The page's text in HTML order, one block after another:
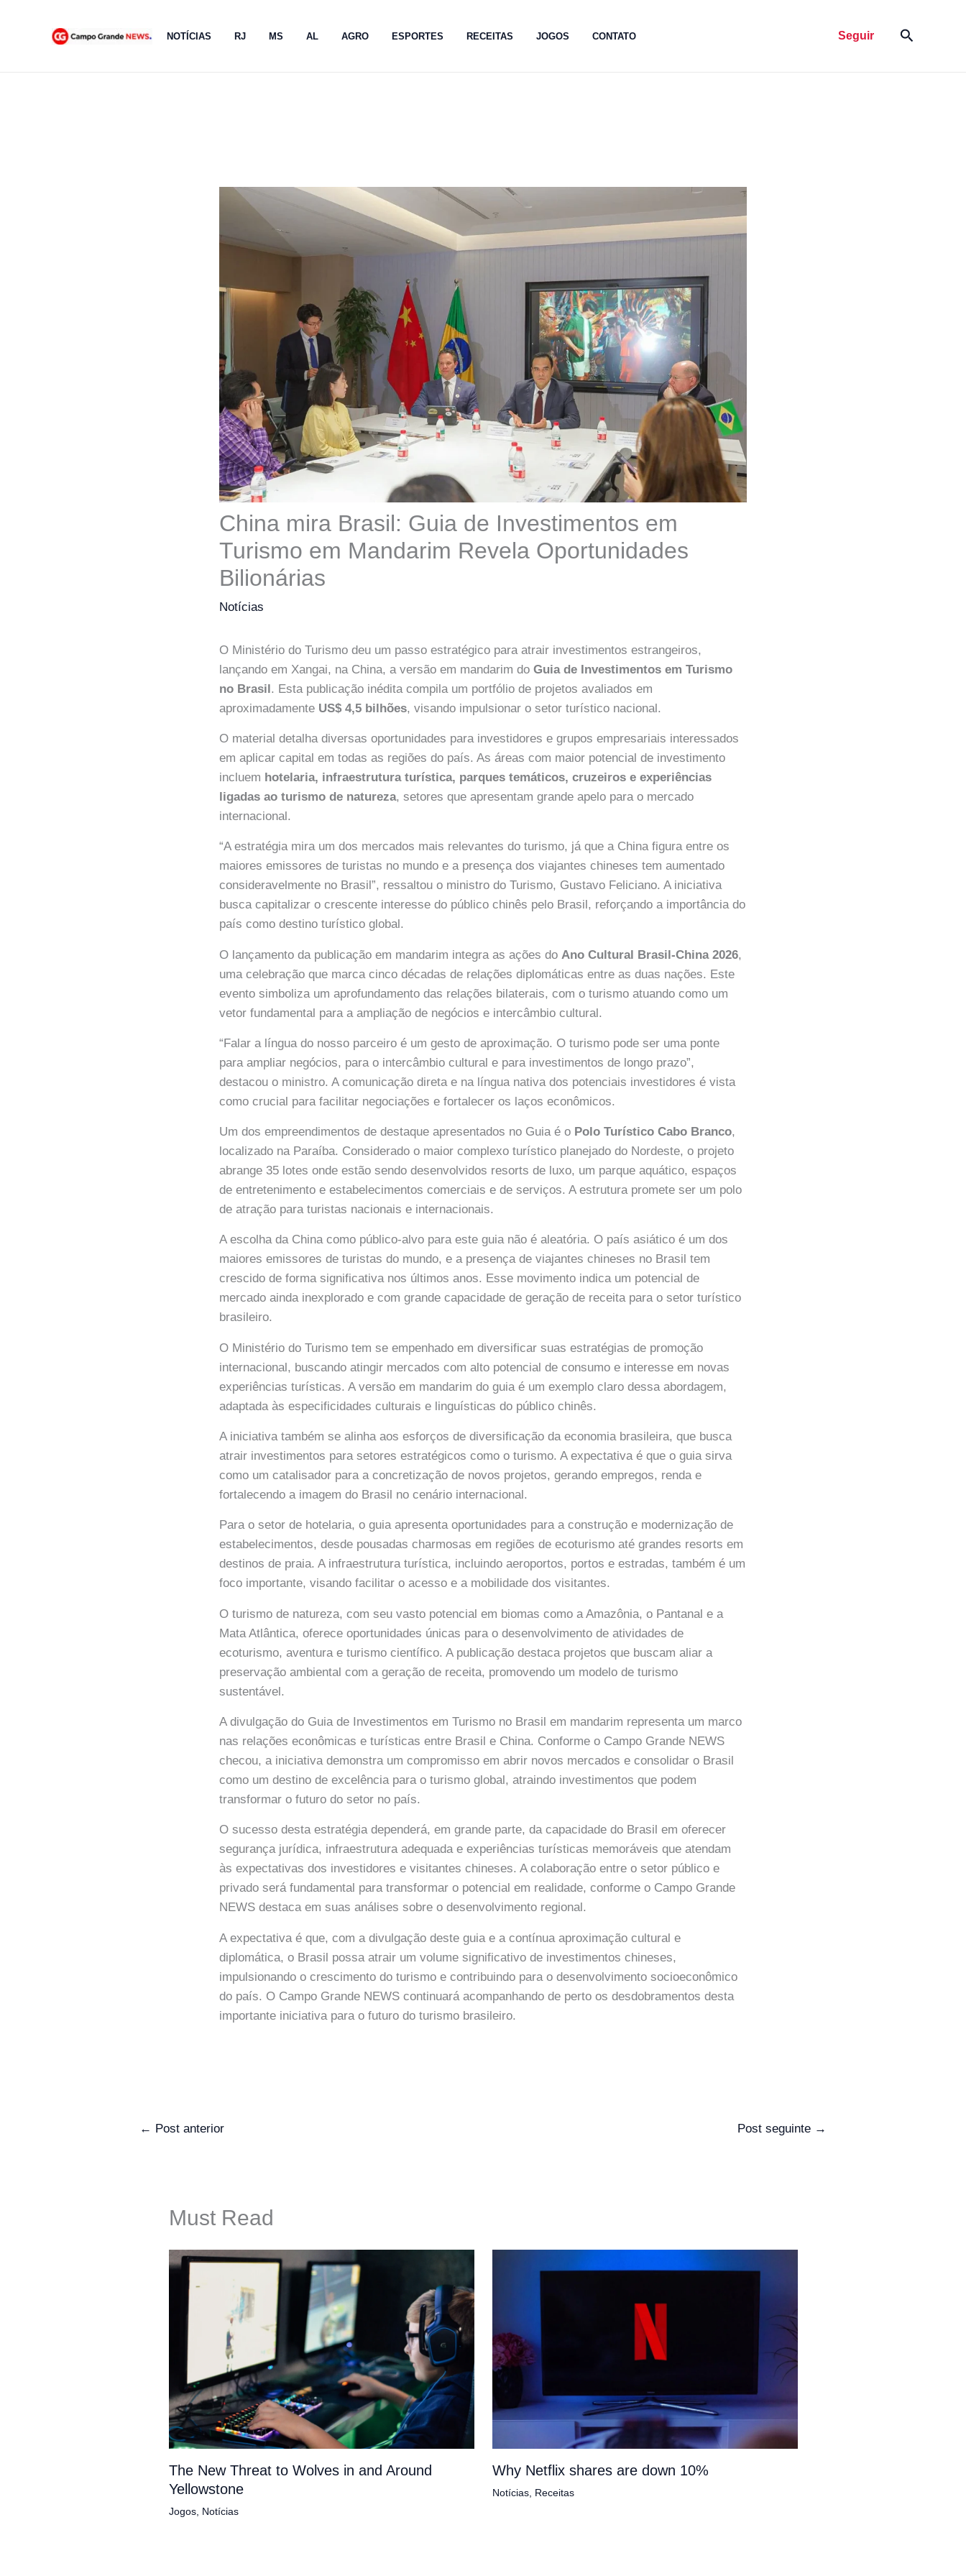
NOTÍCIAS RJ MS AL AGRO ESPORTES RECEITAS JOGOS CONTATO Seguir Pesquisar
China mira Brasil: Guia de Investimentos em
Turismo em Mandarim Revela Oportunidades
Bilionárias
Notícias
O Ministério do Turismo deu um passo estratégico para atrair investimentos estrangeiros,
lançando em Xangai, na China, a versão em mandarim doGuia de Investimentos em Turismo
no Brasil. Esta publicação inédita compila um portfólio de projetos avaliados em
aproximadamente US$ 4,5 bilhões, visando impulsionar o setor turístico nacional.
O material detalha diversas oportunidades para investidores e grupos empresariais interessados
em aplicar capital em todas as regiões do país. As áreas com maior potencial de investimento
incluem hotelaria, infraestrutura turística, parques temáticos, cruzeiros e experiências
ligadas ao turismo de natureza, setores que apresentam grande apelo para o mercado
internacional.
“A estratégia mira um dos mercados mais relevantes do turismo, já que a China figura entre os
maiores emissores de turistas no mundo e a presença dos viajantes chineses tem aumentado
consideravelmente no Brasil”, ressaltou o ministro do Turismo, Gustavo Feliciano. A iniciativa
busca capitalizar o crescente interesse do público chinês pelo Brasil, reforçando a importância do
país como destino turístico global.
O lançamento da publicação em mandarim integra as ações do Ano Cultural Brasil-China 2026,
uma celebração que marca cinco décadas de relações diplomáticas entre as duas nações. Este
evento simboliza um aprofundamento das relações bilaterais, com o turismo atuando como um
vetor fundamental para a ampliação de negócios e intercâmbio cultural.
“Falar a língua do nosso parceiro é um gesto de aproximação. O turismo pode ser uma ponte
para ampliar negócios, para o intercâmbio cultural e para investimentos de longo prazo”,
destacou o ministro. A comunicação direta e na língua nativa dos potenciais investidores é vista
como crucial para facilitar negociações e fortalecer os laços econômicos.
Um dos empreendimentos de destaque apresentados no Guia é o Polo Turístico Cabo Branco,
localizado na Paraíba. Considerado o maior complexo turístico planejado do Nordeste, o projeto
abrange 35 lotes onde estão sendo desenvolvidos resorts de luxo, um parque aquático, espaços
de entretenimento e estabelecimentos comerciais e de serviços. A estrutura promete ser um polo
de atração para turistas nacionais e internacionais.
A escolha da China como público-alvo para este guia não é aleatória. O país asiático é um dos
maiores emissores de turistas do mundo, e a presença de viajantes chineses no Brasil tem
crescido de forma significativa nos últimos anos. Esse movimento indica um potencial de
mercado ainda inexplorado e com grande capacidade de geração de receita para o setor turístico
brasileiro.
O Ministério do Turismo tem se empenhado em diversificar suas estratégias de promoção
internacional, buscando atingir mercados com alto potencial de consumo e interesse em novas
experiências turísticas. A versão em mandarim do guia é um exemplo claro dessa abordagem,
adaptada às especificidades culturais e linguísticas do público chinês.
A iniciativa também se alinha aos esforços de diversificação da economia brasileira, que busca
atrair investimentos para setores estratégicos como o turismo. A expectativa é que o guia sirva
como um catalisador para a concretização de novos projetos, gerando empregos, renda e
fortalecendo a imagem do Brasil no cenário internacional.
Para o setor de hotelaria, o guia apresenta oportunidades para a construção e modernização de
estabelecimentos, desde pousadas charmosas em regiões de ecoturismo até grandes resorts em
destinos de praia. A infraestrutura turística, incluindo aeroportos, portos e estradas, também é um
foco importante, visando facilitar o acesso e a mobilidade dos visitantes.
O turismo de natureza, com seu vasto potencial em biomas como a Amazônia, o Pantanal e a
Mata Atlântica, oferece oportunidades únicas para o desenvolvimento de atividades de
ecoturismo, aventura e turismo científico. A publicação destaca projetos que buscam aliar a
preservação ambiental com a geração de receita, promovendo um modelo de turismo
sustentável.
A divulgação do Guia de Investimentos em Turismo no Brasil em mandarim representa um marco
nas relações econômicas e turísticas entre Brasil e China. Conforme o Campo Grande NEWS
checou, a iniciativa demonstra um compromisso em abrir novos mercados e consolidar o Brasil
como um destino de excelência para o turismo global, atraindo investimentos que podem
transformar o futuro do setor no país.
O sucesso desta estratégia dependerá, em grande parte, da capacidade do Brasil em oferecer
segurança jurídica, infraestrutura adequada e experiências turísticas memoráveis que atendam
às expectativas dos investidores e visitantes chineses. A colaboração entre o setor público e
privado será fundamental para transformar o potencial em realidade, conforme o Campo Grande
NEWS destaca em suas análises sobre o desenvolvimento regional.
A expectativa é que, com a divulgação deste guia e a contínua aproximação cultural e
diplomática, o Brasil possa atrair um volume significativo de investimentos chineses,
impulsionando o crescimento do turismo e contribuindo para o desenvolvimento socioeconômico
do país. O Campo Grande NEWS continuará acompanhando de perto os desdobramentos desta
importante iniciativa para o futuro do turismo brasileiro.
← Post anterior Post seguinte →
Must Read
The New Threat to Wolves in and Around
Yellowstone
Jogos, Notícias
Why Netflix shares are down 10%
Notícias, Receitas